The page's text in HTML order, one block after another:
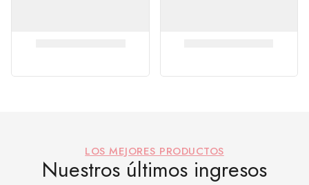
LOS MEJORES PRODUCTOS
Nuestros últimos ingresos